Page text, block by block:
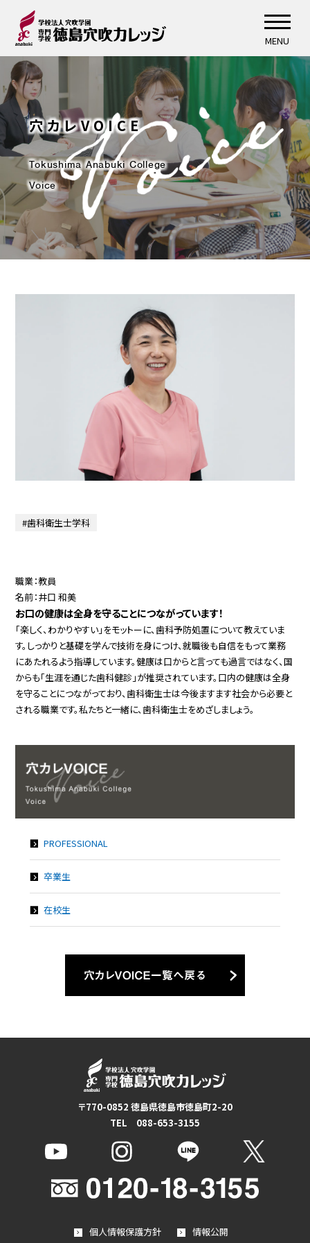
MENU
穴カレVOICE
Tokushima Anabuki College
Voice
#歯科衛生士学科
職業：教員
名前：井口 和美
お口の健康は全身を守ることにつながっています！
「楽しく、わかりやすい」をモットーに、歯科予防処置について教えていま
す。しっかりと基礎を学んで技術を身につけ、就職後も自信をもって業務
にあたれるよう指導しています。健康は口からと言っても過言ではなく、国
からも「生涯を通じた歯科健診」が推奨されています。口内の健康は全身
を守ることにつながっており、歯科衛生士は今後ますます社会から必要と
される職業です。私たちと一緒に、歯科衛生士をめざしましょう。
PROFESSIONAL
卒業生
在校生
〒770-0852 徳島県徳島市徳島町2-20
TEL 088-653-3155
個人情報保護方針 情報公開